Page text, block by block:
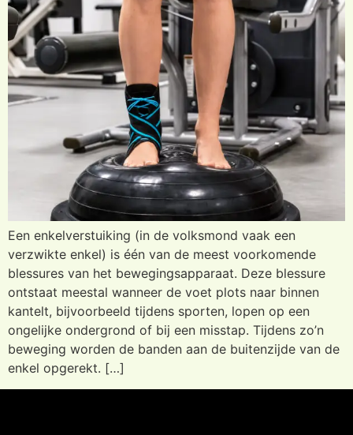
Een enkelverstuiking (in de volksmond vaak een
verzwikte enkel) is één van de meest voorkomende
blessures van het bewegingsapparaat. Deze blessure
ontstaat meestal wanneer de voet plots naar binnen
kantelt, bijvoorbeeld tijdens sporten, lopen op een
ongelijke ondergrond of bij een misstap. Tijdens zo’n
beweging worden de banden aan de buitenzijde van de
enkel opgerekt. […]